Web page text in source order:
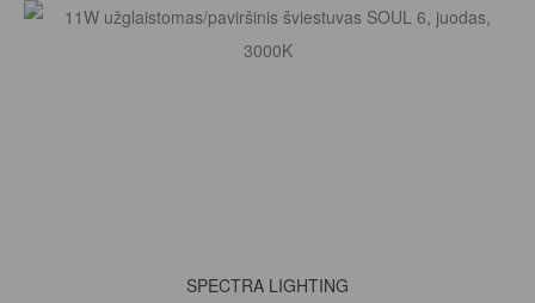
Į KREPŠELĮ
SPECTRA LIGHTING